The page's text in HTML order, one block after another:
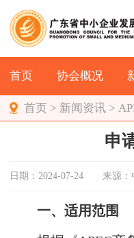
首页 协会概况
首页 > 新闻资讯 >
申
日期：2024-07-24 来源：
一、适用范围